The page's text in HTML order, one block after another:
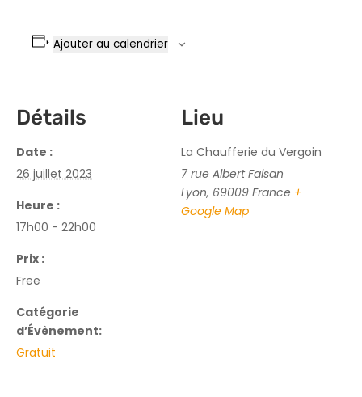
Ajouter au calendrier
Détails
Date :
26 juillet 2023
Heure :
17h00 - 22h00
Prix :
Free
Catégorie
d’Évènement:
Gratuit
Lieu
La Chaufferie du Vergoin
7 rue Albert Falsan
Lyon, 69009 France +
Google Map